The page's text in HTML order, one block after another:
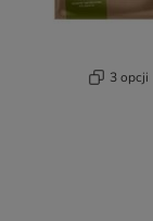
3 opcji